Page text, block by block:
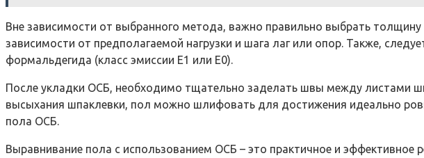
Вне зависимости от выбранного метода, важно правильно выбрать
зависимости от предполагаемой нагрузки и шага лаг или опор. Также,
формальдегида (класс эмиссии E1 или E0).
После укладки ОСБ, необходимо тщательно заделать швы между листами
высыхания шпаклевки, пол можно шлифовать для достижения идеально
пола ОСБ.
Выравнивание пола с использованием ОСБ – это практичное и эффективное